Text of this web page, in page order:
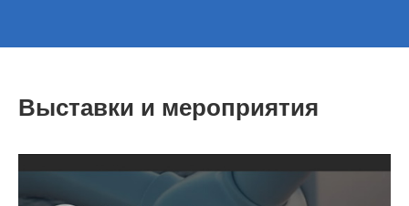
Выставки и мероприятия